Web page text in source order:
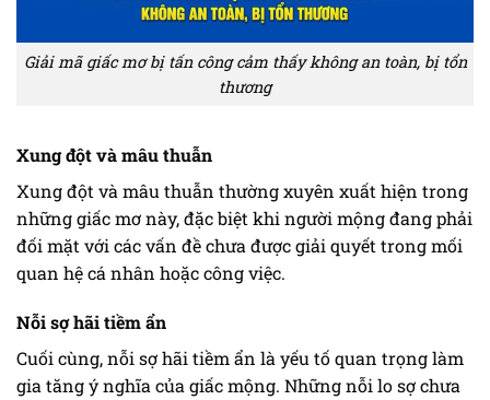
Giải mã giấc mơ bị tấn công cảm thấy không an toàn, bị tổn
thương
Xung đột và mâu thuẫn
Xung đột và mâu thuẫn thường xuyên xuất hiện trong
những giấc mơ này, đặc biệt khi người mộng đang phải
đối mặt với các vấn đề chưa được giải quyết trong mối
quan hệ cá nhân hoặc công việc.
Nỗi sợ hãi tiềm ẩn
Cuối cùng, nỗi sợ hãi tiềm ẩn là yếu tố quan trọng làm
gia tăng ý nghĩa của giấc mộng. Những nỗi lo sợ chưa